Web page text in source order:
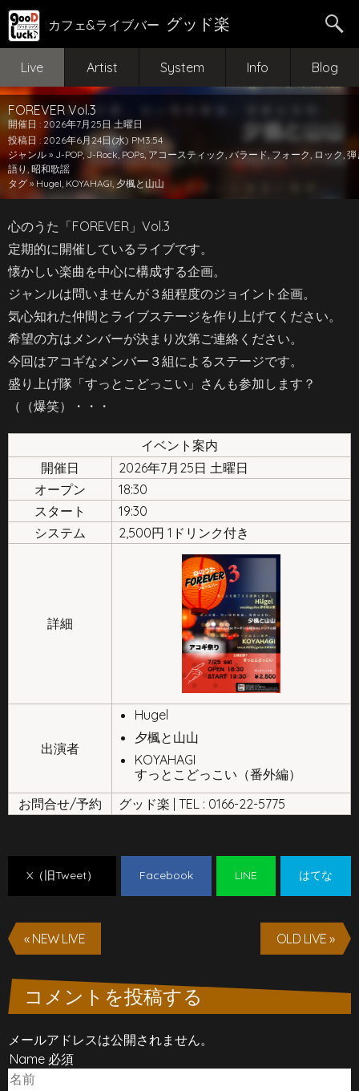
カフェ&ライブバー グッド楽
Live Artist System Info Blog
FOREVER Vol.3
開催日 : 2026年7月25日 土曜日
投稿日 : 2026年6月24日(水) PM3:54
ジャンル » J-POP, J-Rock, POPs, アコースティック, バラード,フォーク, ロック, 弾
語り,昭和歌謡
タグ »Hugel, KOYAHAGI, 夕楓と山山
心のうた「FOREVER」Vol.3
定期的に開催しているライブです。
懐かしい楽曲を中心に構成する企画。
ジャンルは問いませんが３組程度のジョイント企画。
気心知れた仲間とライブステージを作り上げてください。
希望の方はメンバーが決まり次第ご連絡ください。
今回はアコギなメンバー３組によるステージです。
盛り上げ隊「すっとこどっこい」さんも参加します？
（（爆笑）・・・
イベント案内
開催日
2026年7月25日 土曜日
オープン
18:30
スタート
19:30
システム
2,500円 1ドリンク付き
詳細
出演者
Hugel
夕楓と山山
KOYAHAGI
すっとこどっこい（番外編）
お問合せ/予約
グッド楽 | TEL : 0166-22-5775
X（旧Tweet） Facebook LINE はてな
« NEW LIVE OLD LIVE »
コメントを投稿する
メールアドレスは公開されません。
Name 必須